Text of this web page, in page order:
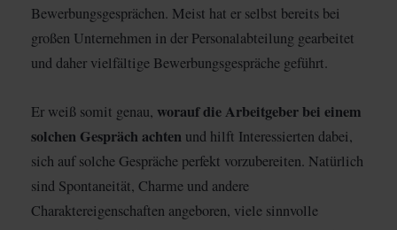
Bewerbungsgesprächen. Meist hat er selbst bereits bei
großen Unternehmen in der Personalabteilung gearbeitet
und daher vielfältige Bewerbungsgespräche geführt.
Er weiß somit genau, worauf die Arbeitgeber bei einem
solchen Gespräch achten und hilft Interessierten dabei,
sich auf solche Gespräche perfekt vorzubereiten. Natürlich
sind Spontaneität, Charme und andere
Charaktereigenschaften angeboren, viele sinnvolle